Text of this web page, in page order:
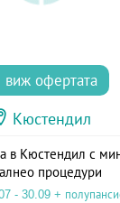
виж офертата
Кюстендил
в Кюстендил с
процедури
- 30.09 +